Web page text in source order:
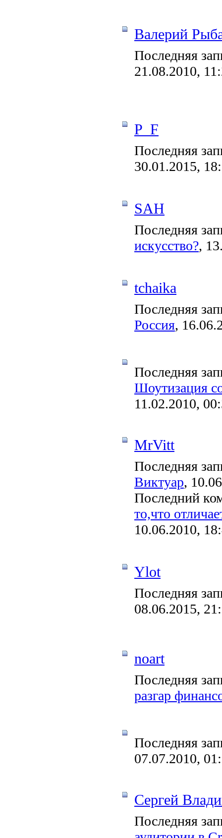
Валерий
Последняя
21.08.2010,
P_F
Последняя
30.01.2015,
SAH
Последняя
искусство?,
tchaika
Последняя
Россия,
Последняя
Шоутизация
11.02.2010,
MrVitt
Последняя
Виктуар,
Последний
то,что
10.06.2010,
Ylot
Последняя
08.06.2015,
noart
Последняя
разгар
Последняя
07.07.2010,
Сергей
Последняя